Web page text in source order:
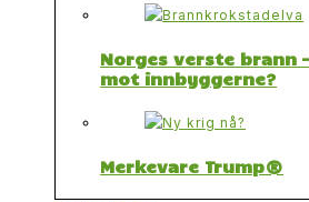
Norges verste brann
mot innbyggerne?
Merkevare Trump®